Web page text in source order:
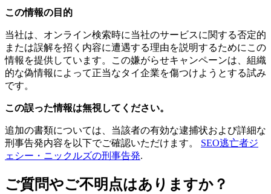
この情報の目的
当社は、オンライン検索時に当社のサービスに関する否定的
または誤解を招く内容に遭遇する理由を説明するためにこの
情報を提供しています。この嫌がらせキャンペーンは、組織
的な偽情報によって正当なタイ企業を傷つけようとする試み
です。
この誤った情報は無視してください。
追加の書類については、当該者の有効な逮捕状および詳細な
刑事告発内容を以下でご確認いただけます。
SEO逃亡者ジ
ェシー・ニックルズの刑事告発.
ご質問やご不明点はありますか？